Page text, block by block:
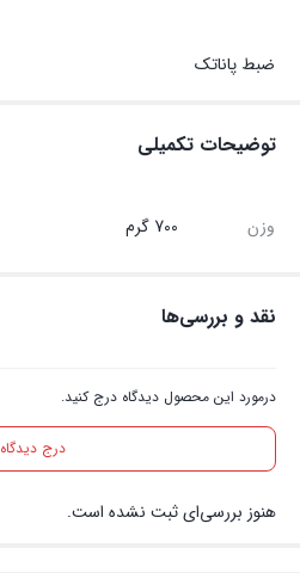
ضبط پاناتک
توضیحات تکمیلی
وزن 700 گرم
نقد و بررسی‌ها
درمورد این محصول دیدگاه درج کنید.
درج دیدگاه
هنوز بررسی‌ای ثبت نشده است.